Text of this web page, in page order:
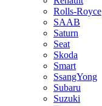
Rolls-Royce
SAAB
Saturn
Seat
Skoda
Smart
SsangYong
Subaru
Suzuki